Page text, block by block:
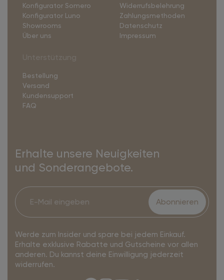
Konfigurator Somero
Konfigurator Luno
Showrooms
Über uns
Widerrufsbelehrung
Zahlungsmethoden
Datenschutz
Impressum
Bestellung
Versand
Kundensupport
FAQ
Erhalte unsere Neuigkeiten
und Sonderangebote.
Abonnieren
Werde zum Insider und spare bei jedem Einkauf.
Erhalte exklusive Rabatte und Gutscheine vor allen
anderen. Du kannst deine Einwilligung jederzeit
widerrufen.